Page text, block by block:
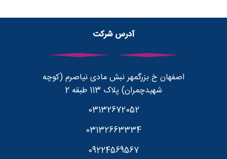
آدرس شرکت
اصفهان خ بزرگمهر نبش مادی نیاصرم (کوچه
شهیدچمران) پلاک 113 طبقه 2
03132672052
03132663334
09224569567